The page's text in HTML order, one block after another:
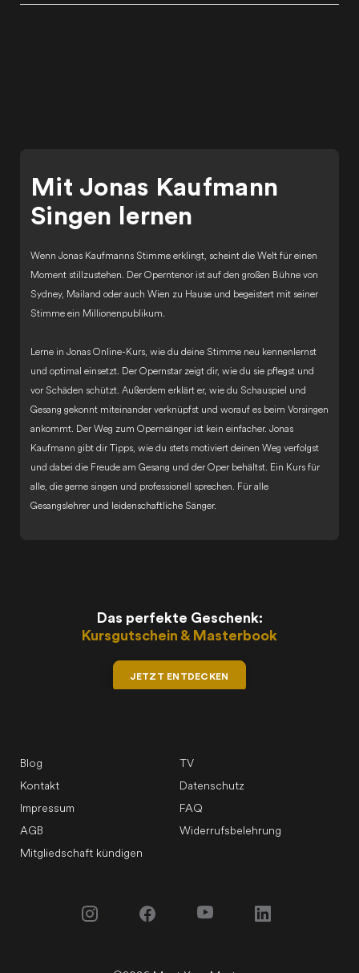
Mit Jonas Kaufmann
Singen lernen
Wenn Jonas Kaufmanns Stimme erklingt, scheint die Welt für einen
Moment stillzustehen. Der Operntenor ist auf den großen Bühne von
Sydney, Mailand oder auch Wien zu Hause und begeistert mit seiner
Stimme ein Millionenpublikum.
Lerne in Jonas Online-Kurs, wie du deine Stimme neu kennenlernst
und optimal einsetzt. Der Opernstar zeigt dir, wie du sie pflegst und
vor Schäden schützt. Außerdem erklärt er, wie du Schauspiel und
Gesang gekonnt miteinander verknüpfst und worauf es beim Vorsingen
ankommt. Der Weg zum Opernsänger ist kein einfacher. Jonas
Kaufmann gibt dir Tipps, wie du stets motiviert deinen Weg verfolgst
und dabei die Freude am Gesang und der Oper behältst. Ein Kurs für
alle, die gerne singen und professionell sprechen. Für alle
Gesangslehrer und leidenschaftliche Sänger.
Das perfekte Geschenk:
Kursgutschein & Masterbook
JETZT ENTDECKEN
Blog
TV
Kontakt
Datenschutz
Impressum
FAQ
AGB
Widerrufsbelehrung
Mitgliedschaft kündigen